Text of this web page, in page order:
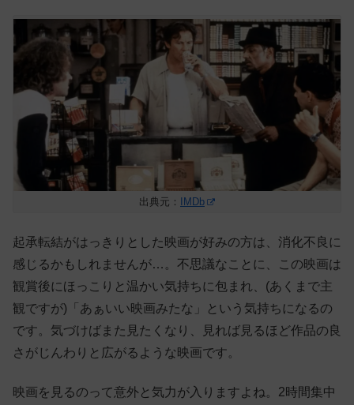
出典元： IMDb
起承転結がはっきりとした映画が好みの方は、消化不良に
感じるかもしれませんが…。不思議なことに、この映画は
観賞後にほっこりと温かい気持ちに包まれ、(あくまで主
観ですが)「あぁいい映画みたな」という気持ちになるの
です。気づけばまた見たくなり、見れば見るほど作品の良
さがじんわりと広がるような映画です。
映画を見るのって意外と気力が入りますよね。2時間集中